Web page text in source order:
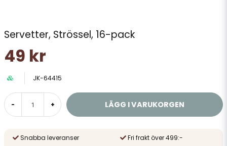
Servetter, Strössel, 16-pack
49 kr
JK-64415
- + LÄGG I VARUKORGEN
Snabba leveranser
Fri frakt över 499:-